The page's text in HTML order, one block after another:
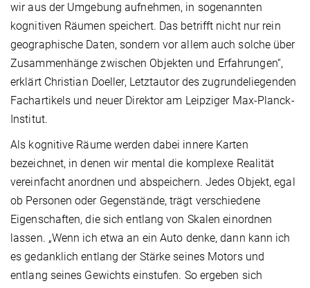
wir aus der Umgebung aufnehmen, in sogenannten
kognitiven Räumen speichert. Das betrifft nicht nur rein
geographische Daten, sondern vor allem auch solche über
Zusammenhänge zwischen Objekten und Erfahrungen“,
erklärt Christian Doeller, Letztautor des zugrundeliegenden
Fachartikels und neuer Direktor am Leipziger Max-Planck-
Institut.
Als kognitive Räume werden dabei innere Karten
bezeichnet, in denen wir mental die komplexe Realität
vereinfacht anordnen und abspeichern. Jedes Objekt, egal
ob Personen oder Gegenstände, trägt verschiedene
Eigenschaften, die sich entlang von Skalen einordnen
lassen. „Wenn ich etwa an ein Auto denke, dann kann ich
es gedanklich entlang der Stärke seines Motors und
entlang seines Gewichts einstufen. So ergeben sich